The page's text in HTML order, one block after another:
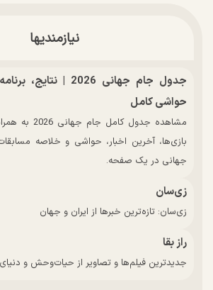
نیازمندیها
جدول جام جهانی 2026 |
حواشی کامل
مشاهده جدول
بازی‌ها، آخرین اخبار، حواشی و خلاصه
جهانی در یک صفحه.
زی‌سان
زی‌سان: تازه‌ترین خبرها از ایران و جهان
راز بقا
جدیدترین فیلم‌ها و تصاویر از حیات‌وحش و